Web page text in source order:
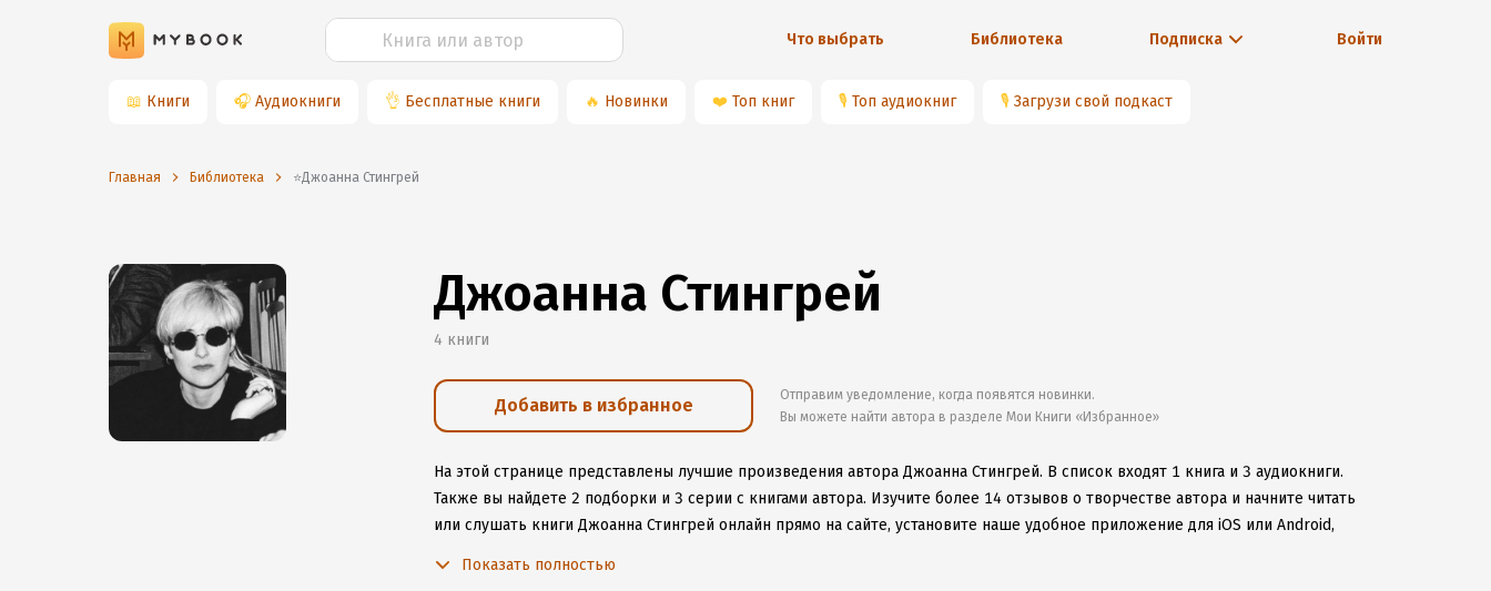
Что выбрать Библиотека Подписка Войти
📖 Книги 🎧 Аудиокниги 👌 Бесплатные книги 🔥 Новинки ❤️ Топ книг 🎙 Топ аудиокниг 🎙 Загрузи свой подкаст
Главная Библиотека ⭐️Джоанна Стингрей
Джоанна Стингрей
4 книги
Добавить в избранное
Отправим уведомление, когда появятся новинки.
Вы можете найти автора в разделе Мои Книги «Избранное»
На этой странице представлены лучшие произведения автора Джоанна Стингрей. В список входят 1 книга и 3 аудиокниги.
Также вы найдете 2 подборки и 3 серии с книгами автора. Изучите более 14 отзывов о творчестве автора и начните читать
или слушать книги Джоанна Стингрей онлайн прямо на сайте, установите наше удобное приложение для iOS или Android,
Показать полностью